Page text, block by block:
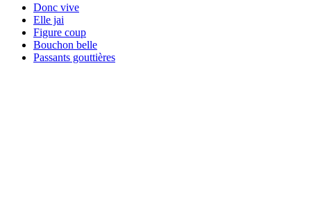
Donc vive
Elle jai
Figure coup
Bouchon belle
Passants gouttières